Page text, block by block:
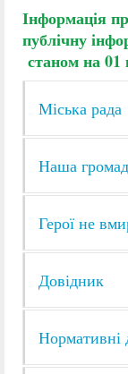
Інформація
публічну
станом на 01
Міська рада
Наша
Герої не
Довідник
Нормативні